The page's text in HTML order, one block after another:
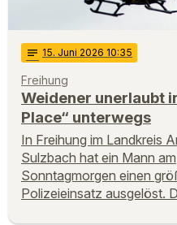
notes 15. Juni 2026 10:35
Freihung
Weidener unerlaubt
Place“ unterwegs
In Freihung im Landkreis
Sulzbach hat ein Mann am
Sonntagmorgen einen
Polizeieinsatz ausgelöst.